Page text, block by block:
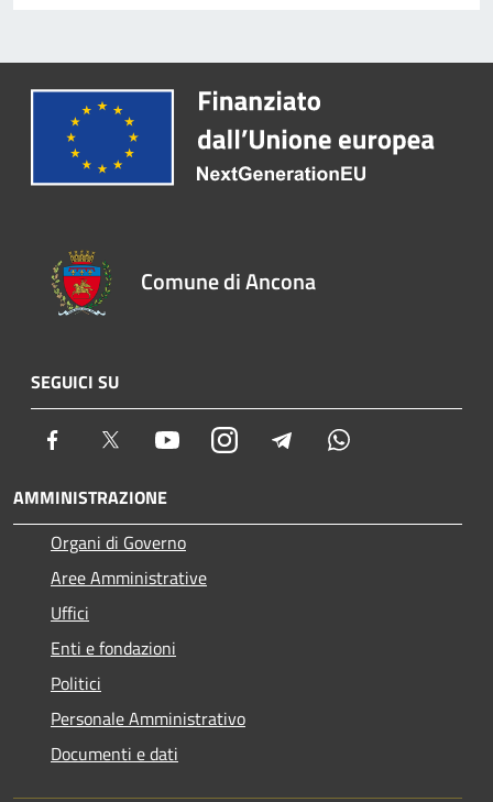
Comune di Ancona
SEGUICI SU
Facebook Twitter YoutubeInstagram Telegram
AMMINISTRAZIONE
Organi di Governo
Aree Amministrative
Uffici
Enti e fondazioni
Politici
Personale Amministrativo
Documenti e dati